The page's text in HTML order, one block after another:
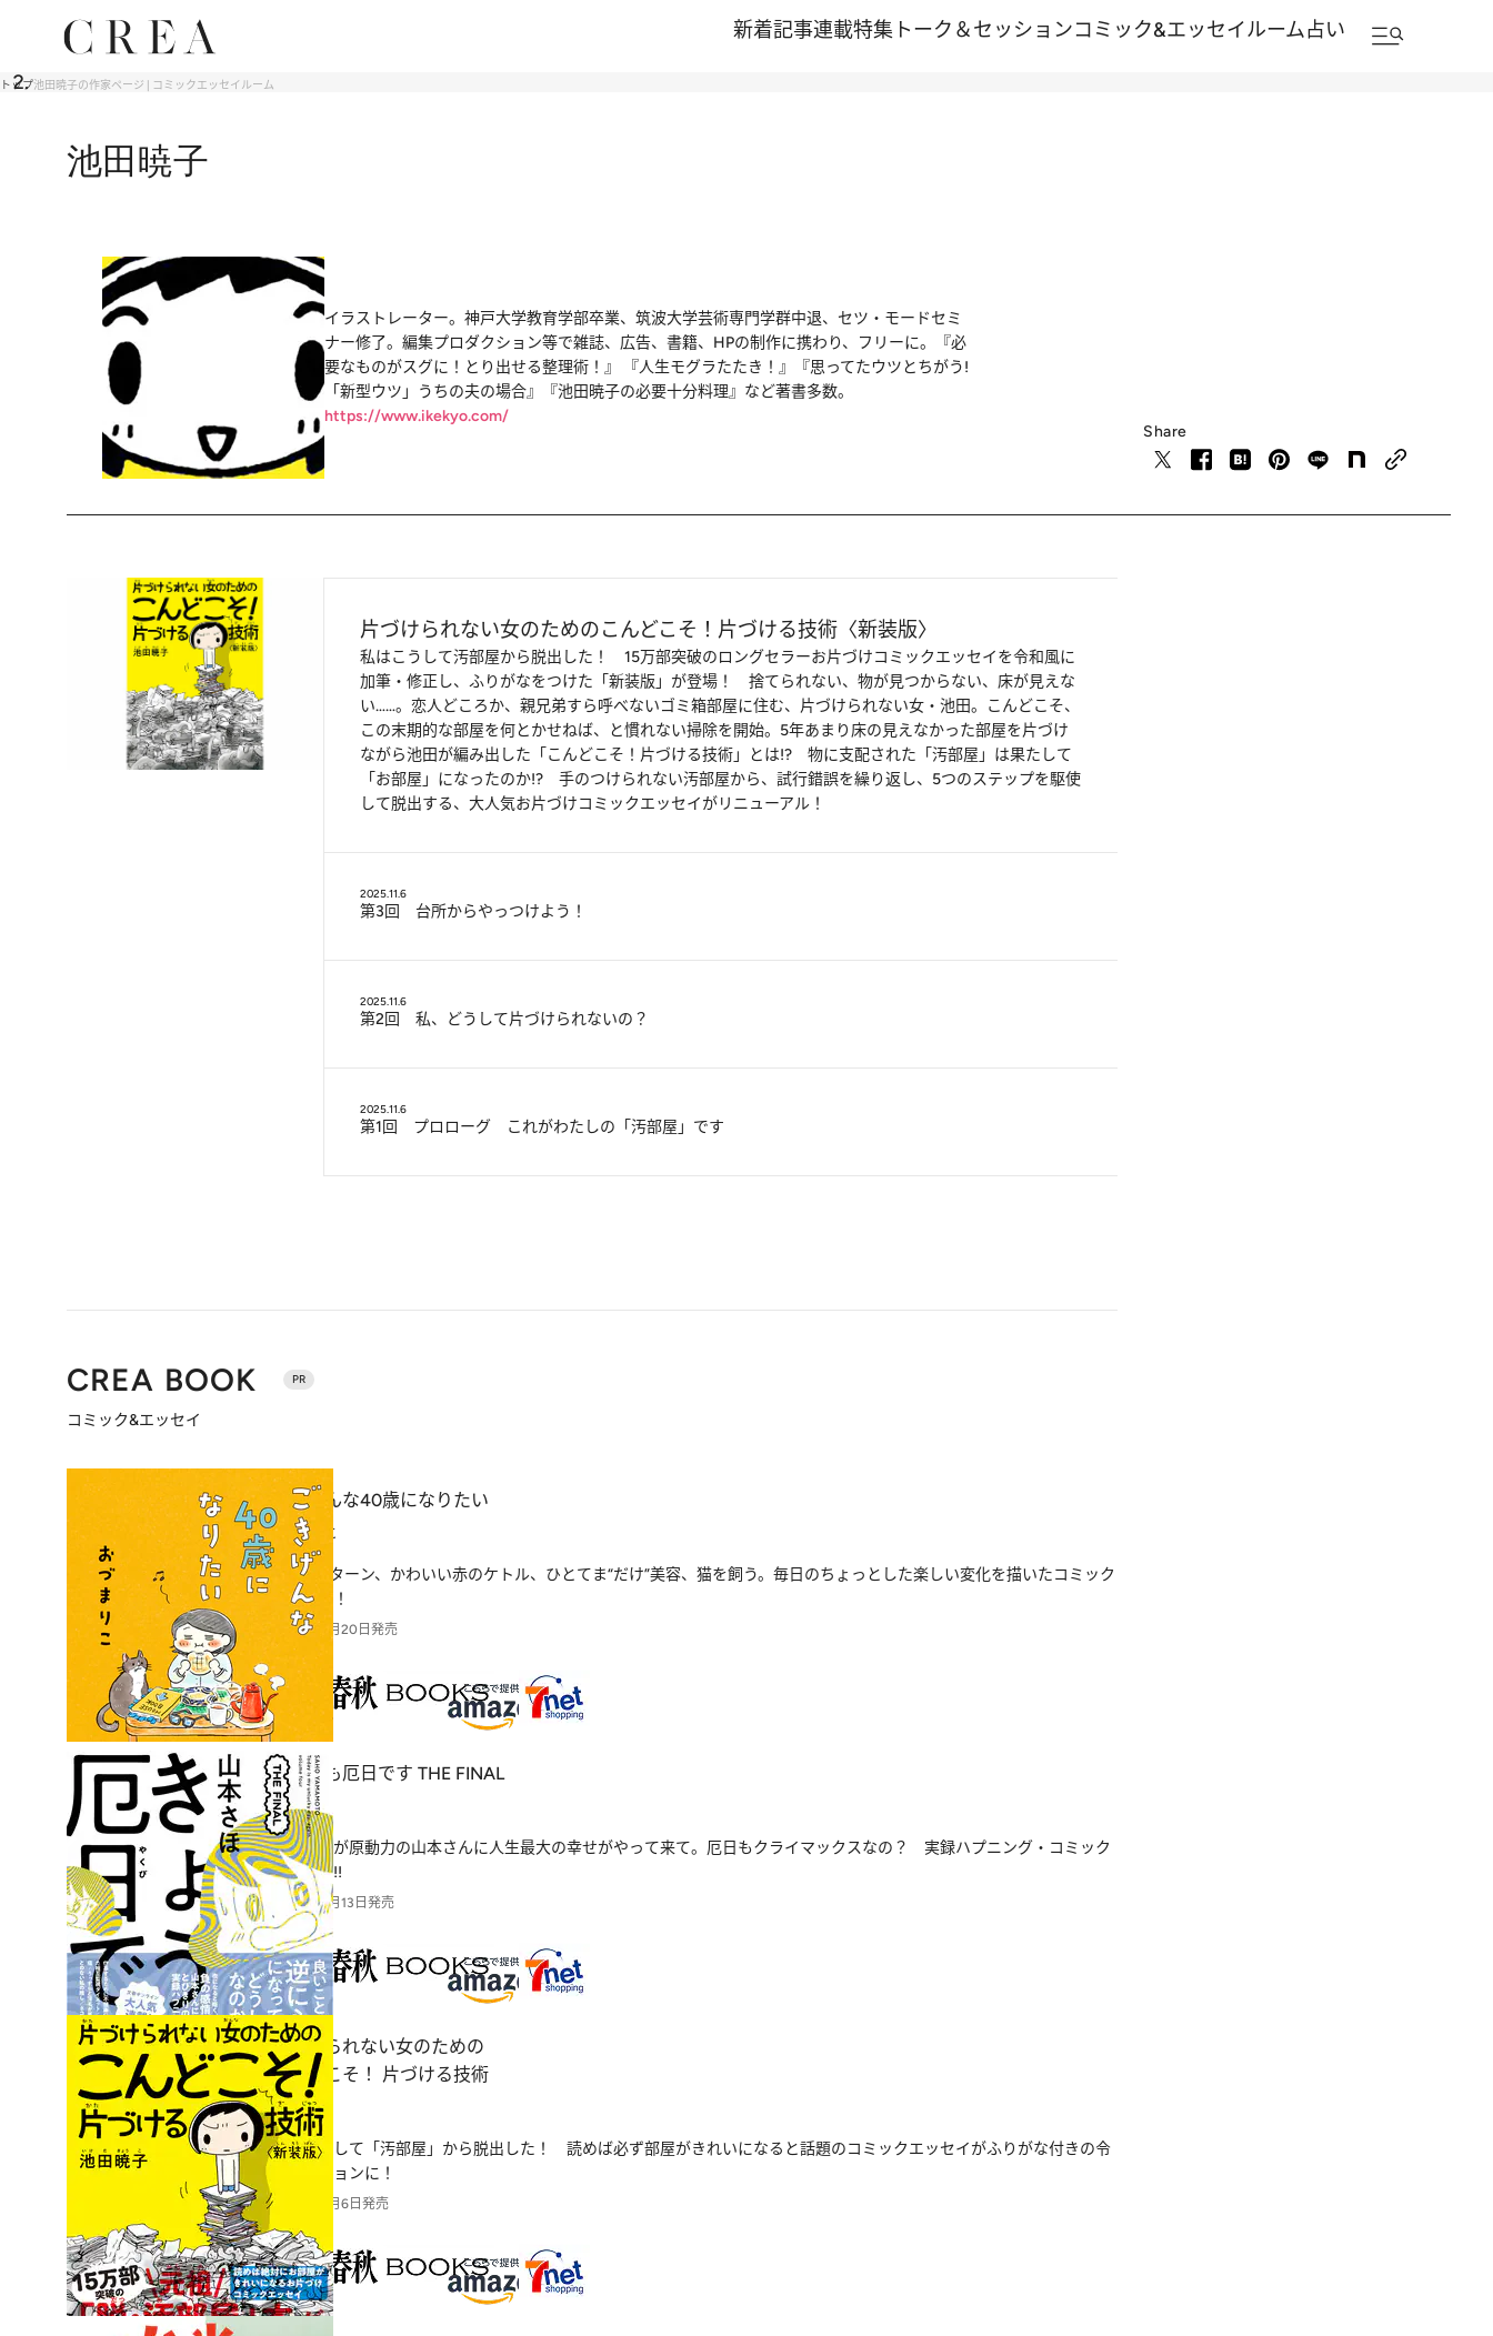
新着記事連載特集 トーク＆セッションコミック&エッセイルーム占い
トップ池田暁子の作家ページ | コミックエッセイルーム
池田暁子
イラストレーター。神戸大学教育学部卒業、筑波大学芸術専門学群中退、セツ・モードセミ
ナー修了。編集プロダクション等で雑誌、広告、書籍、HPの制作に携わり、フリーに。『必
要なものがスグに！とり出せる整理術！』 『人生モグラたたき！』『思ってたウツとちがう!
「新型ウツ」うちの夫の場合』『池田暁子の必要十分料理』など著書多数。
https://www.ikekyo.com/
Share
片づけられない女のためのこんどこそ！片づける技術〈新装版〉
私はこうして汚部屋から脱出した！ 15万部突破のロングセラーお片づけコミックエッセイを令和風に
加筆・修正し、ふりがなをつけた「新装版」が登場！ 捨てられない、物が見つからない、床が見えな
い……。恋人どころか、親兄弟すら呼べないゴミ箱部屋に住む、片づけられない女・池田。こんどこそ、
この末期的な部屋を何とかせねば、と慣れない掃除を開始。5年あまり床の見えなかった部屋を片づけ
ながら池田が編み出した「こんどこそ！片づける技術」とは!? 物に支配された「汚部屋」は果たして
「お部屋」になったのか!? 手のつけられない汚部屋から、試行錯誤を繰り返し、5つのステップを駆使
して脱出する、大人気お片づけコミックエッセイがリニューアル！
2025.11.6
第3回 台所からやっつけよう！
2025.11.6
第2回 私、どうして片づけられないの？
2025.11.6
第1回 プロローグ これがわたしの「汚部屋」です
CREA BOOK PR
コミック&エッセイ
ごきげんな40歳になりたい
おづまりこ
関西へUターン、かわいい赤のケトル、ひとてま“だけ”美容、猫を飼う。毎日のちょっとした楽しい変化を描いたコミック
エッセイ！
2025年11月20日発売
きょうも厄日です THE FINAL
山本さほ
負の感情が原動力の山本さんに人生最大の幸せがやって来て。厄日もクライマックスなの？ 実録ハプニング・コミック
エッセイ!!
2025年11月13日発売
片づけられない女のための
こんどこそ！ 片づける技術
池田暁子
私はこうして「汚部屋」から脱出した！ 読めば必ず部屋がきれいになると話題のコミックエッセイがふりがな付きの令
和バージョンに！
2025年11月6日発売